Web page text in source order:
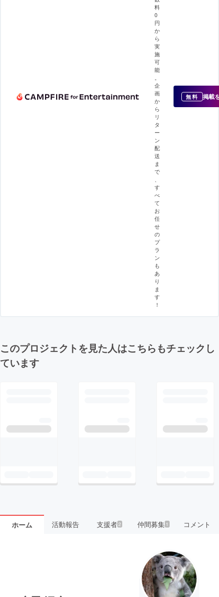
料
0
円
か
ら
実
施
可
能
。
企
画
か
ら
リ
タ
ー
ン
配
送
ま
で
、
す
べ
て
お
任
せ
の
プ
ラ
ン
も
あ
り
ま
す
！
無料 掲載
このプロジェクトを見た人はこちらもチェックし
ています
ホーム 活動報告 支援者2 仲間募集 1 コメント